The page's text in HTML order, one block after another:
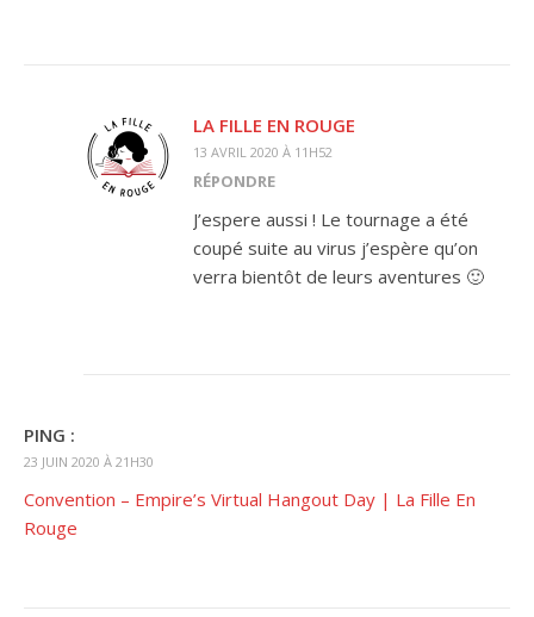
LA FILLE EN ROUGE
13 AVRIL 2020 À 11H52
RÉPONDRE
J’espere aussi ! Le tournage a été
coupé suite au virus j’espère qu’on
verra bientôt de leurs aventures 🙂
PING :
23 JUIN 2020 À 21H30
Convention – Empire’s Virtual Hangout Day | La Fille En
Rouge